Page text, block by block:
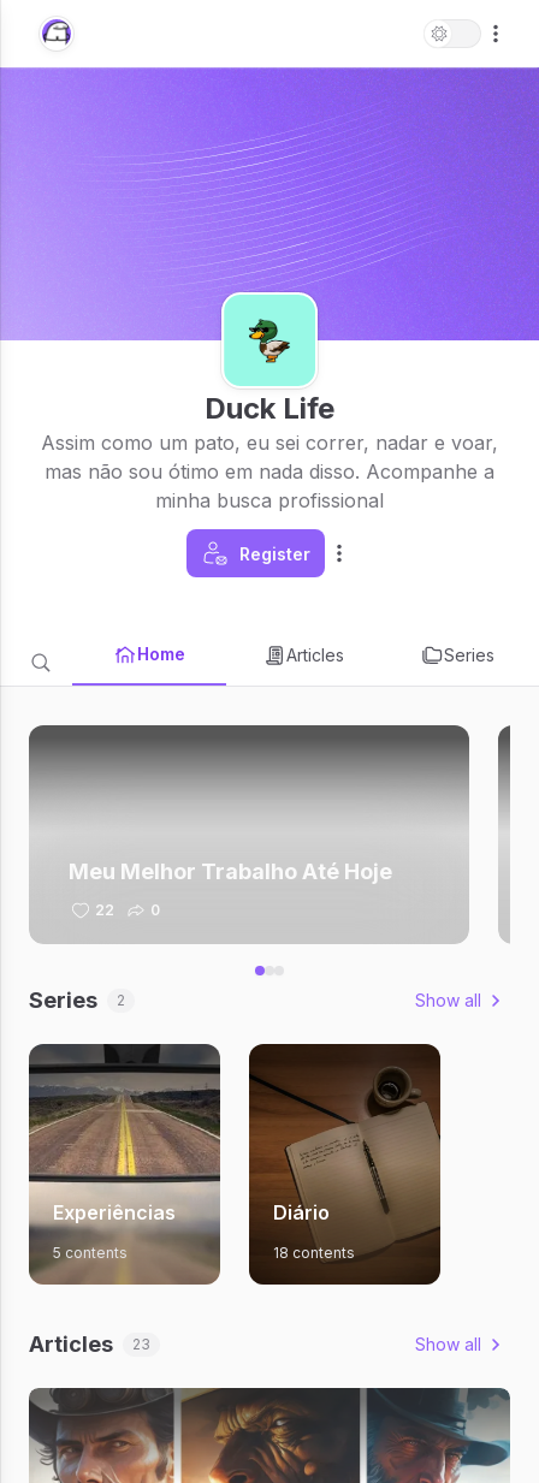
Duck Life
Assim como um pato, eu sei correr, nadar e voar,
mas não sou ótimo em nada disso. Acompanhe a
minha busca profissional
Register
Home Articles Series
Meu Melhor Trabalho Até Hoje
22 0
Series 2 Show all
Experiências
5 contents
Diário
18 contents
Articles 23 Show all